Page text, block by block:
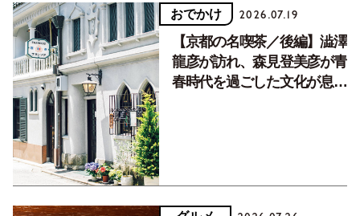
おでかけ 2026.07.19
【京都の名喫茶／後編】澁澤
龍彦が訪れ、森見登美彦が青
春時代を過ごした文化が息づ